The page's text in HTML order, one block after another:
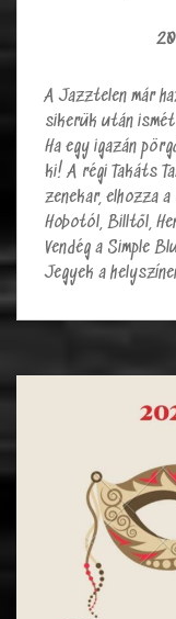
A Jazztelen már
sikerük után
Ha egy igazán
ki! A régi Takáts
zenekar, elhozza
Hobotól, Billtől,
Vendég a Simple
Jegyek a